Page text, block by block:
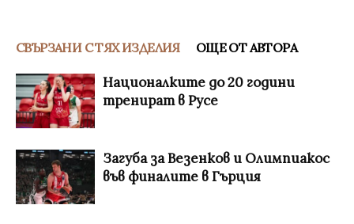
СВЪРЗАНИ С ТЯХ ИЗДЕЛИЯ ОЩЕ ОТ АВТОРА
Националките до 20 години
тренират в Русе
Загуба за Везенков и Олимпиакос
във финалите в Гърция